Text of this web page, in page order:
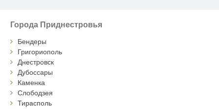
Города Приднестровья
Бендеры
Григориополь
Днестровск
Дубоссары
Каменка
Слободзея
Тирасполь